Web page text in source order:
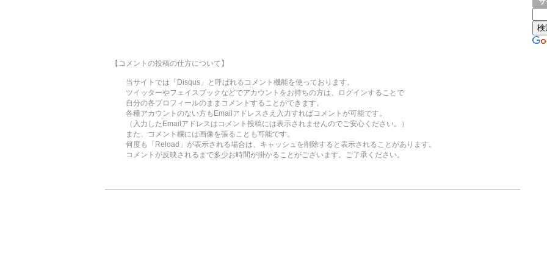
【コメントの投稿の仕方について】
当サイトでは「Disqus」と呼ばれるコメント機能を使っております。
ツイッターやフェイスブックなどでアカウントをお持ちの方は、ログインすることで
自分の各プロフィールのままコメントすることができます。
各種アカウントのない方もEmailアドレスさえ入力すればコメントが可能です。
（入力したEmailアドレスはコメント投稿には表示されませんのでご安心ください。）
また、コメント欄には画像を張ることも可能です。
何度も「Reload」が表示される場合は、キャッシュを削除すると表示されることがあります。
コメントが反映されるまで多少お時間が掛かることがございます。ご了承ください。